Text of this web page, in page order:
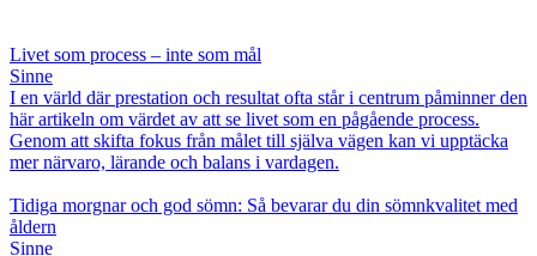
Livet som process – inte som mål
Sinne
I en värld där prestation och resultat ofta står i centrum påminner den
här artikeln om värdet av att se livet som en pågående process.
Genom att skifta fokus från målet till själva vägen kan vi upptäcka
mer närvaro, lärande och balans i vardagen.
Tidiga morgnar och god sömn: Så bevarar du din sömnkvalitet med
åldern
Sinne